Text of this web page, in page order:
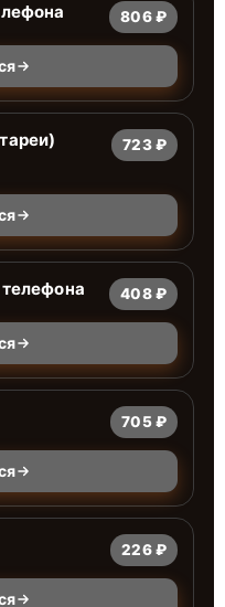
806 ₽
723 ₽
телефона 408 ₽
705 ₽
226 ₽